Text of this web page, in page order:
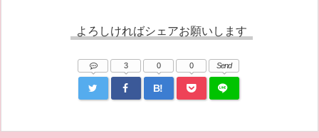
よろしければシェアお願いします
3
B!
0 0 Send